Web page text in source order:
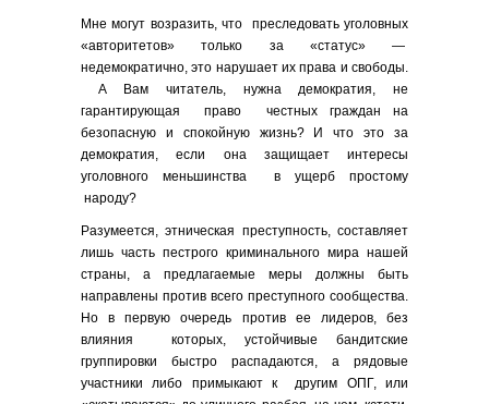
Мне могут возразить, что преследовать уголовных
«авторитетов» только за «статус» —
недемократично, это нарушает их права и свободы.
А Вам читатель, нужна демократия, не
гарантирующая право честных граждан на
безопасную и спокойную жизнь? И что это за
демократия, если она защищает интересы
уголовного меньшинства в ущерб простому
народу?
Разумеется, этническая преступность, составляет
лишь часть пестрого криминального мира нашей
страны, а предлагаемые меры должны быть
направлены против всего преступного сообщества.
Но в первую очередь против ее лидеров, без
влияния которых, устойчивые бандитские
группировки быстро распадаются, а рядовые
участники либо примыкают к другим ОПГ, или